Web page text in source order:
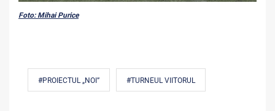
Foto: Mihai Purice
#PROIECTUL „NOI” #TURNEUL VIITORUL